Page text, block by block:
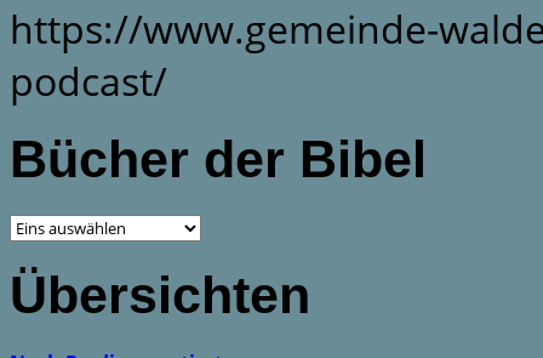
https://www.gemeinde-
podcast/
Bücher der Bibel
Übersichten